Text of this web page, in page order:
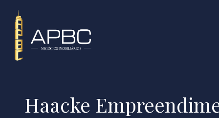
Haacke